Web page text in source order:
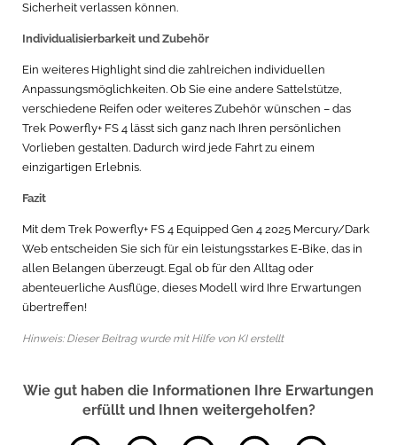
Sicherheit verlassen können.
Individualisierbarkeit und Zubehör
Ein weiteres Highlight sind die zahlreichen individuellen
Anpassungsmöglichkeiten. Ob Sie eine andere Sattelstütze,
verschiedene Reifen oder weiteres Zubehör wünschen – das
Trek Powerfly+ FS 4 lässt sich ganz nach Ihren persönlichen
Vorlieben gestalten. Dadurch wird jede Fahrt zu einem
einzigartigen Erlebnis.
Fazit
Mit dem Trek Powerfly+ FS 4 Equipped Gen 4 2025 Mercury/Dark
Web entscheiden Sie sich für ein leistungsstarkes E-Bike, das in
allen Belangen überzeugt. Egal ob für den Alltag oder
abenteuerliche Ausflüge, dieses Modell wird Ihre Erwartungen
übertreffen!
Hinweis: Dieser Beitrag wurde mit Hilfe von KI erstellt
Wie gut haben die Informationen Ihre Erwartungen
erfüllt und Ihnen weitergeholfen?